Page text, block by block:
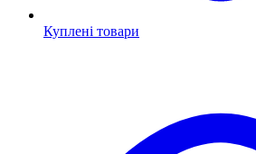
Куплені товари